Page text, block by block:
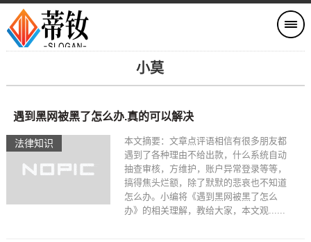
小莫
法律知识
遇到黑网被黑了怎么办.真的可以解决
本文摘要：文章点评语相信有很多朋友都
遇到了各种理由不给出款，什么系统自动
抽查审核，方维护，账户异常登录等等，
搞得焦头烂额，除了默默的悲哀也不知道
怎么办。小编将《遇到黑网被黑了怎么
办》的相关理解，教给大家，本文观......